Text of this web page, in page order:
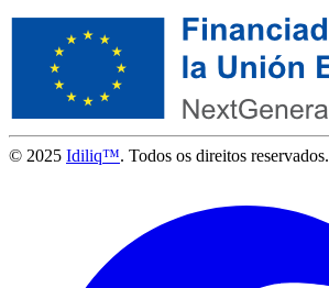
© 2025 Idiliq™. Todos os direitos reservados.